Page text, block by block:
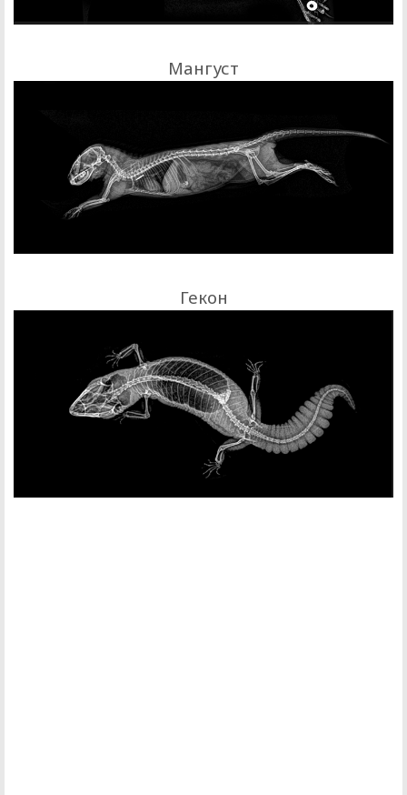
Мангуст
Гекон